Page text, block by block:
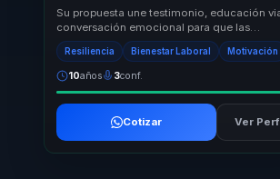
Su propuesta une testimonio, educación
conversación emocional para que las
audiencias comprendan el impacto real de
decisiones...
Resiliencia Bienestar Laboral Motivación
10años 3conf.
Cotizar Ver